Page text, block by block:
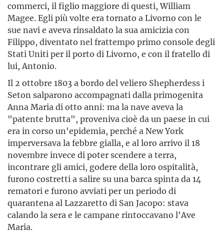
commerci, il figlio maggiore di questi, William
Magee. Egli più volte era tornato a Livorno con le
sue navi e aveva rinsaldato la sua amicizia con
Filippo, diven­tato nel frattempo primo console degli
Stati Uniti per il porto di Livorno, e con il fratello di
lui, Antonio.
Il 2 ottobre 1803 a bordo del veliero Shepherdess i
Seton salparono accompagnati dalla primogenita
Anna Maria di otto anni: ma la nave aveva la
"patente brutta", proveniva cioè da un paese in cui
era in corso un'epi­demia, perché a New York
imperversava la febbre gialla, e al loro arrivo il 18
novembre invece di poter scendere a terra,
incontrare gli amici, godere della loro ospitalità,
furono costretti a salire su una barca spinta da 14
rema­tori e furono avviati per un periodo di
quarantena al Lazzaretto di San Jacopo: stava
calando la sera e le campane rintoccavano l'Ave
Maria.